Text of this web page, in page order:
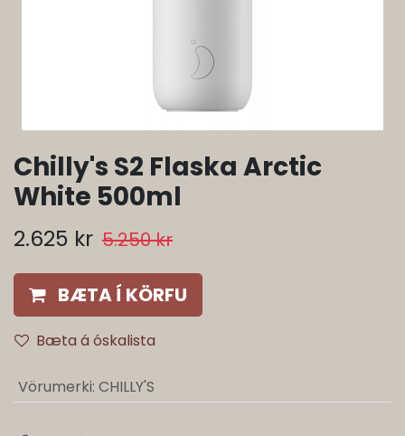
Chilly's S2 Flaska Arctic
White 500ml
2.625 kr 5.250kr
BÆTA Í KÖRFU
Bæta á óskalista
Vörumerki: CHILLY'S